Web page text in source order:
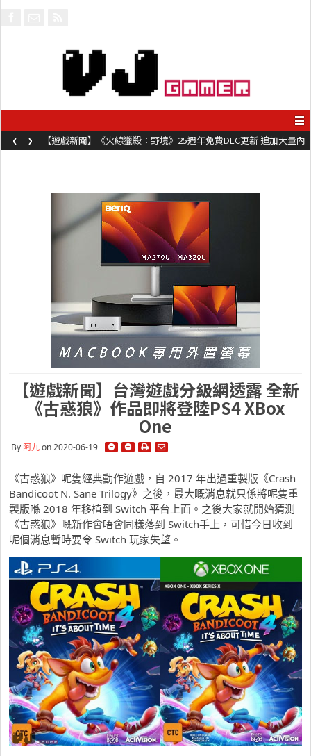
【遊戲新聞】《火線獵殺：野境》25週年免費DLC更新 追加大量內
容同時系舊作限時超平價折扣
‹ ›
【遊戲新聞】台灣遊戲分級網透露 全新
《古惑狼》作品即將登陸PS4 XBox
One
By 阿九on 2020-06-19
《古惑狼》呢隻經典動作遊戲，自 2017 年出過重製版《Crash
Bandicoot N. Sane Trilogy》之後，最大嘅消息就只係將呢隻重
製版喺 2018 年移植到 Switch 平台上面。之後大家就開始猜測
《古惑狼》嘅新作會唔會同樣落到 Switch手上，可惜今日收到
呢個消息暫時要令 Switch 玩家失望。